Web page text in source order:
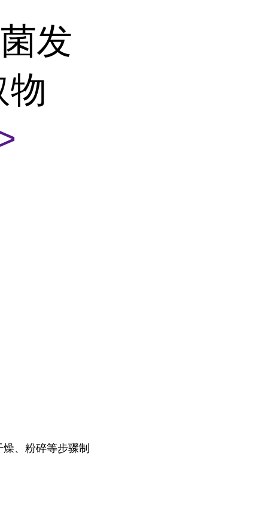
发
物
、粉碎等步骤制